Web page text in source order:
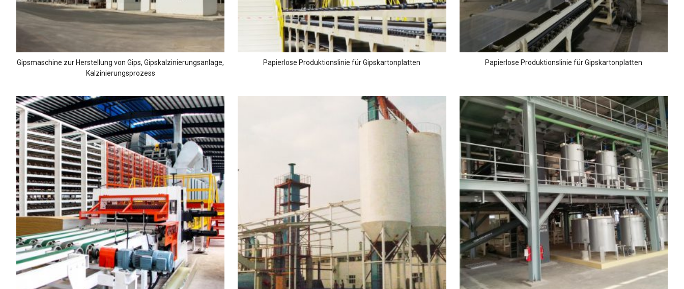
Gipsmaschine zur Herstellung von Gips, Gipskalzinierungsanlage,
Kalzinierungsprozess
Papierlose Produktionslinie für Gipskartonplatten Papierlose Produktionslinie für Gipskartonplatten